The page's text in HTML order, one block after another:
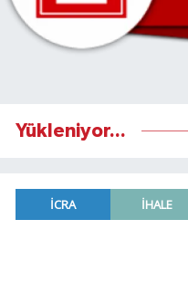
Yükleniyor...